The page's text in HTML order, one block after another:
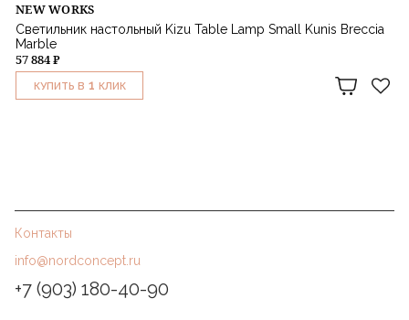
NEW WORKS
Светильник настольный Kizu Table Lamp Small Kunis Breccia
Marble
57 884 ₽
КУПИТЬ В 1 КЛИК
Контакты
info@nordconcept.ru
+7 (903) 180-40-90